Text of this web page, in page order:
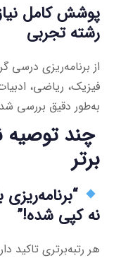
پوشش کامل
رشته تجربی
از برنامه‌ریزی
فیزیک، ریاضی،
به‌طور دقیق بررسی
چند توصیه
برتر
نه کپی شده!”
هر رتبه‌برتری تاکید